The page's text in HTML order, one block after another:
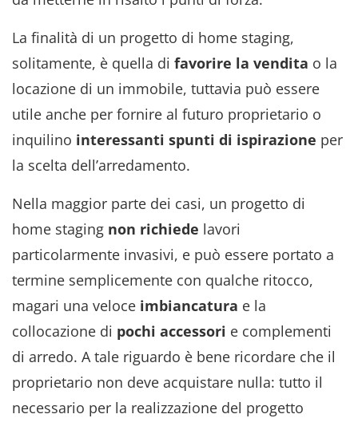
La finalità di un progetto di home staging,
solitamente, è quella di favorire la vendita o la
locazione di un immobile, tuttavia può essere
utile anche per fornire al futuro proprietario o
inquilino interessanti spunti di ispirazione per
la scelta dell’arredamento.
Nella maggior parte dei casi, un progetto di
home staging non richiede lavori
particolarmente invasivi, e può essere portato a
termine semplicemente con qualche ritocco,
magari una veloce imbiancatura e la
collocazione di pochi accessori e complementi
di arredo. A tale riguardo è bene ricordare che il
proprietario non deve acquistare nulla: tutto il
necessario per la realizzazione del progetto